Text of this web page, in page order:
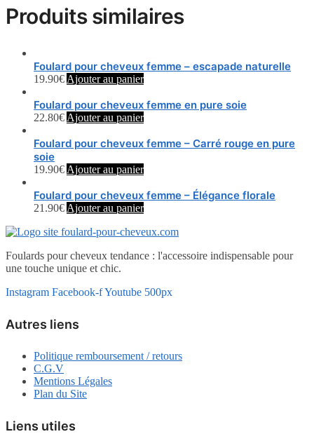
Produits similaires
Foulard pour cheveux femme – escapade naturelle
19.90€ Ajouter au panier
Foulard pour cheveux femme en pure soie
22.80€ Ajouter au panier
Foulard pour cheveux femme – Carré rouge en pure
soie
19.90€ Ajouter au panier
Foulard pour cheveux femme – Élégance florale
21.90€ Ajouter au panier
Foulards pour cheveux tendance : l'accessoire indispensable pour
une touche unique et chic.
Instagram Facebook-fYoutube 500px
Autres liens
Politique remboursement / retours
C.G.V
Mentions Légales
Plan du Site
Liens utiles